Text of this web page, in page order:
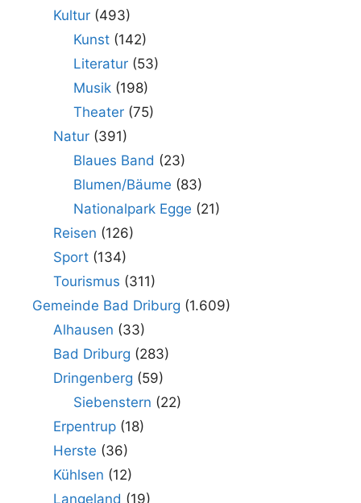
Kultur(493)
Kunst (142)
Literatur (53)
Musik (198)
Theater (75)
Natur(391)
Blaues Band (23)
Blumen/Bäume (83)
Nationalpark Egge (21)
Reisen (126)
Sport(134)
Tourismus (311)
Gemeinde Bad Driburg (1.609)
Alhausen (33)
Bad Driburg (283)
Dringenberg (59)
Siebenstern (22)
Erpentrup(18)
Herste (36)
Kühlsen (12)
Langeland (19)